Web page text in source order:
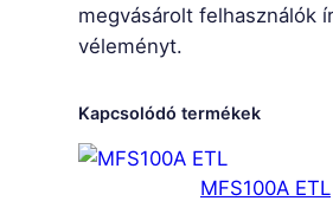
megvásárolt felhasználók
véleményt.
Kapcsolódó termékek
MFS100A ETL